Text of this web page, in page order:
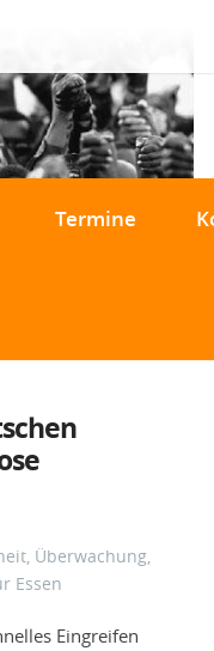
Termine
, Überwachung,
Essen
Eingreifen